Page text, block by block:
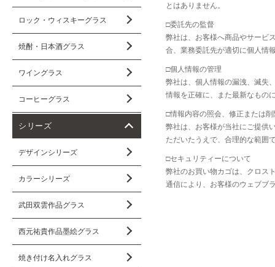
とはありません。
□委託先の監督
弊社は、お客様へ商品やサービ
合、業務委託先が適切に個人情
□個人情報の管理
弊社は、個人情報の漏洩、滅失
情報を正確に、また最新なもの
□情報内容の照会、修正または削
弊社は、お客様が当社にご提供
ただいたうえで、合理的な範囲
□セキュリティーについて
弊社のお買い物カゴは、クロス
通信により、お客様のウェブブ
ロック・ウィスキーグラス
焼酎・日本酒グラス
ワイングラス
コーヒーグラス
シリーズ
デザインシリーズ
カラーシリーズ
武田双雲作品グラス
西元祐貴作品墨絵グラス
焼き付け名入れグラス